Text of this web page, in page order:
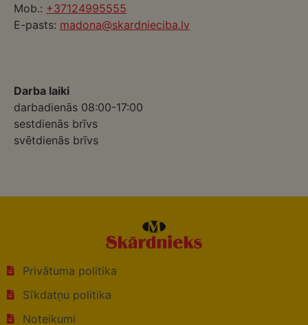
Mob.: +37124995555
E-pasts: madona@skardnieciba.lv
Darba laiki
darbadienās 08:00-17:00
sestdienās brīvs
svētdienās brīvs
Privātuma politika
Sīkdatņu politika
Noteikumi